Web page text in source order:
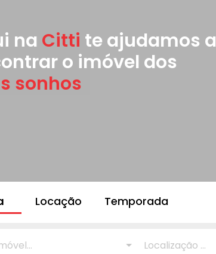
na Citti te ajudamos a
o imóvel dos
sonhos
Locação Temporada
Localização ...